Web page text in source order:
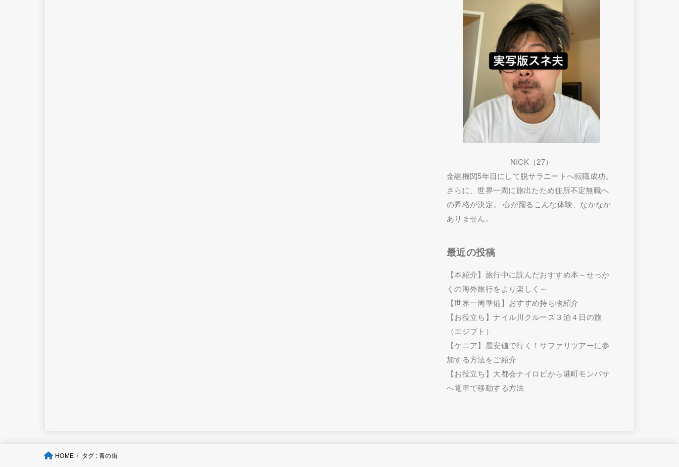
NICK（27）
金融機関5年目にして脱サラニートへ転職成功。
さらに、世界一周に旅出たため住所不定無職へ
の昇格が決定。 心が躍るこんな体験、なかなか
ありません。
最近の投稿
【本紹介】旅行中に読んだおすすめ本～せっか
くの海外旅行をより楽しく～
【世界一周準備】おすすめ持ち物紹介
【お役立ち】ナイル川クルーズ３泊４日の旅
（エジプト）
【ケニア】最安値で行く！サファリツアーに参
加する方法をご紹介
【お役立ち】大都会ナイロビから港町モンバサ
へ電車で移動する方法
HOME タグ : 青の街